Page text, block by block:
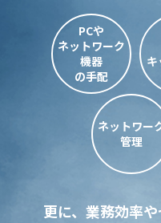
PCや
ネットワーク
機器
の手配
キ
ネットワー
管理
更に、業務効率